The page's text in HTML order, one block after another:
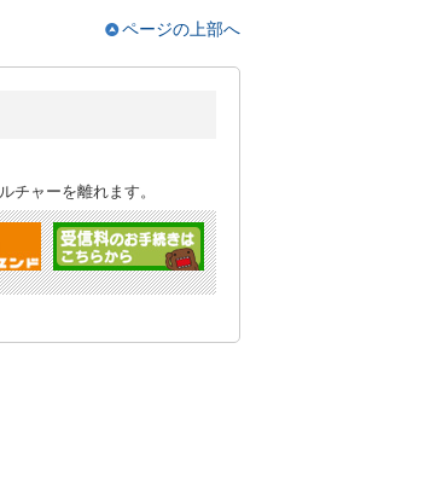
ページの上部へ
チャーを離れます。